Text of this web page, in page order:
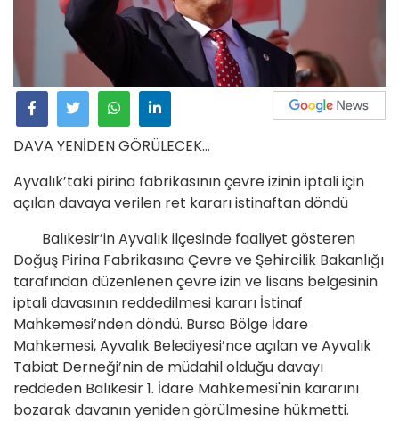
DAVA YENİDEN GÖRÜLECEK…
Ayvalık’taki pirina fabrikasının çevre izinin iptali için
açılan davaya verilen ret kararı istinaftan döndü
Balıkesir’in Ayvalık ilçesinde faaliyet gösteren
Doğuş Pirina Fabrikasına Çevre ve Şehircilik Bakanlığı
tarafından düzenlenen çevre izin ve lisans belgesinin
iptali davasının reddedilmesi kararı İstinaf
Mahkemesi’nden döndü. Bursa Bölge İdare
Mahkemesi, Ayvalık Belediyesi’nce açılan ve Ayvalık
Tabiat Derneği’nin de müdahil olduğu davayı
reddeden Balıkesir 1. İdare Mahkemesi'nin kararını
bozarak davanın yeniden görülmesine hükmetti.